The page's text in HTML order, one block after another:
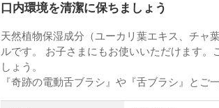
口内環境を清潔に保ちましょう
天然植物保湿成分（ユーカリ葉エキス、チャ
ルです。 お子さまにもお使いいただけます。
しょう。
『奇跡の電動舌ブラシ』や 『舌ブラシ』 とご